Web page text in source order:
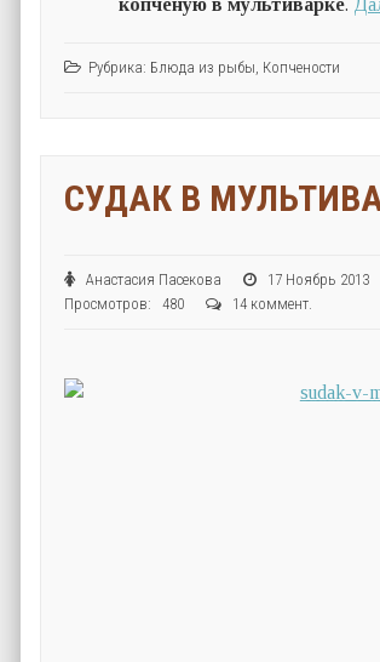
копченую в мультиварке.
Рубрика: Блюда из рыбы, Копчености
СУДАК В
Анастасия Пасекова
17 Ноябрь
Просмотров: 480
14 коммент.